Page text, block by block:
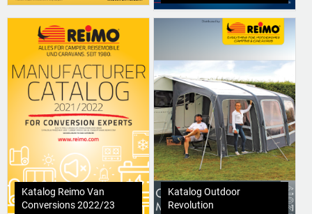
Katalog Reimo Van
Conversions 2022/23
Katalog Outdoor
Revolution